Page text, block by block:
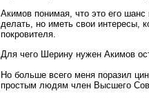
Акимов понимая, что это его
делать, но иметь свои интересы,
покровителя.
Для чего Шерину нужен Акимов
Но больше всего меня поразил
простым людям член Высшего